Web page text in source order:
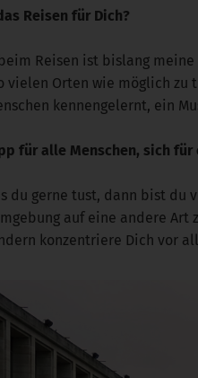
Reisen für Dich?
Reisen ist bislang
vielen Orten wie möglich
kennengelernt, ein
für alle Menschen, sich
du gerne tust, dann bist du
auf eine andere Art
konzentriere Dich vor